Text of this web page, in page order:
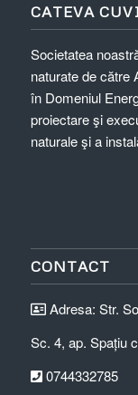
CATEVA
Societatea
naturate de către
în Domeniul
proiectare şi
naturale şi a
CONTACT
Adresa: Str.
Sc. 4, ap. Spațiu
0744332785